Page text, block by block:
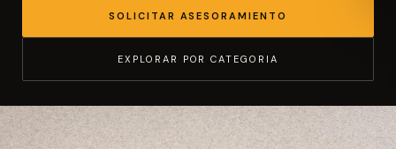
SOLICITAR ASESORAMIENTO
EXPLORAR POR CATEGORIA